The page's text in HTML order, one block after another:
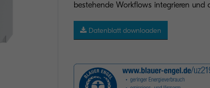
bestehende Workflows integrieren und
Datenblatt downloaden